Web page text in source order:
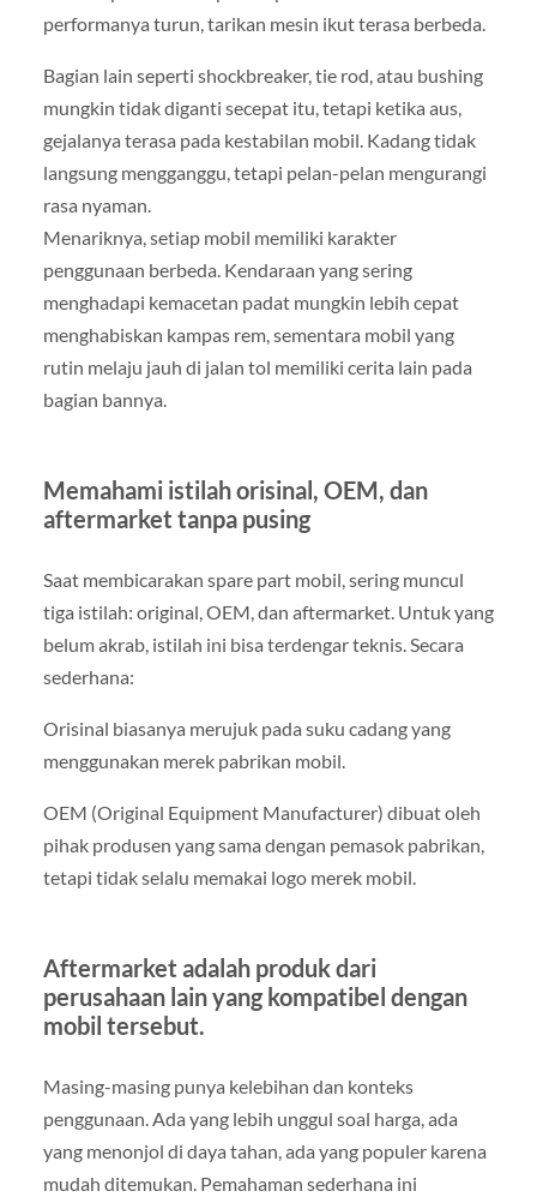
performanya turun, tarikan mesin ikut terasa berbeda.
Bagian lain seperti shockbreaker, tie rod, atau bushing
mungkin tidak diganti secepat itu, tetapi ketika aus,
gejalanya terasa pada kestabilan mobil. Kadang tidak
langsung mengganggu, tetapi pelan-pelan mengurangi
rasa nyaman.
Menariknya, setiap mobil memiliki karakter
penggunaan berbeda. Kendaraan yang sering
menghadapi kemacetan padat mungkin lebih cepat
menghabiskan kampas rem, sementara mobil yang
rutin melaju jauh di jalan tol memiliki cerita lain pada
bagian bannya.
Memahami istilah orisinal, OEM, dan
aftermarket tanpa pusing
Saat membicarakan spare part mobil, sering muncul
tiga istilah: original, OEM, dan aftermarket. Untuk yang
belum akrab, istilah ini bisa terdengar teknis. Secara
sederhana:
Orisinal biasanya merujuk pada suku cadang yang
menggunakan merek pabrikan mobil.
OEM (Original Equipment Manufacturer) dibuat oleh
pihak produsen yang sama dengan pemasok pabrikan,
tetapi tidak selalu memakai logo merek mobil.
Aftermarket adalah produk dari
perusahaan lain yang kompatibel dengan
mobil tersebut.
Masing-masing punya kelebihan dan konteks
penggunaan. Ada yang lebih unggul soal harga, ada
yang menonjol di daya tahan, ada yang populer karena
mudah ditemukan. Pemahaman sederhana ini